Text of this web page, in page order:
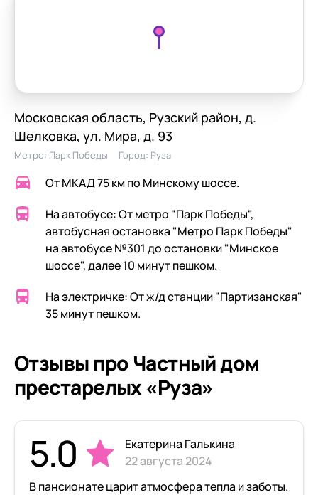
Московская область, Рузский район, д.
Шелковка, ул. Мира, д. 93
Метро: Парк Победы Город: Руза
От МКАД 75 км по Минскому шоссе.
На автобусе: От метро "Парк Победы",
автобусная остановка "Метро Парк Победы"
на автобусе №301 до остановки "Минское
шоссе", далее 10 минут пешком.
На электричке: От ж/д станции "Партизанская"
35 минут пешком.
Отзывы про Частный дом
престарелых «Руза»
5.0
Екатерина Галькина
22 августа 2024
В пансионате царит атмосфера тепла и заботы.